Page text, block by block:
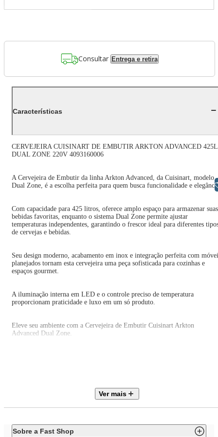
Consultar Entrega e retira
Características
CERVEJEIRA CUISINART DE EMBUTIR ARKTON ADVANCED 425L
DUAL ZONE 220V 4093160006
A Cervejeira de Embutir da linha Arkton Advanced, da Cuisinart, modelo
Dual Zone, é a escolha perfeita para quem busca funcionalidade e
Com capacidade para 425 litros, oferece amplo espaço para armazenar suas
bebidas favoritas, enquanto o sistema Dual Zone permite ajustar
temperaturas independentes, garantindo o frescor ideal para diferentes
de cervejas e bebidas.
Seu design moderno, acabamento em inox e integração perfeita com
planejados tornam esta cervejeira uma peça sofisticada para cozinhas e
espaços gourmet.
A iluminação interna em LED e o controle preciso de temperatura
proporcionam praticidade e luxo em um só produto.
Eleve seu ambiente com a Cervejeira de Embutir Cuisinart Arkton
Advanced Dual Zone.
ESPECIFICAÇÕES TÉCNICAS
Tipo: Embutir ou freestand
Acabamento: Inox
Ver mais
Sobre a Fast Shop
Libras